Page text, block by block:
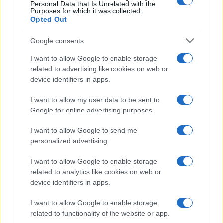
Personal Data that Is Unrelated with the
Purposes for which it was collected.
Opted Out
Google consents
I want to allow Google to enable storage
related to advertising like cookies on web or
device identifiers in apps.
I want to allow my user data to be sent to
Google for online advertising purposes.
I want to allow Google to send me
personalized advertising.
I want to allow Google to enable storage
related to analytics like cookies on web or
device identifiers in apps.
I want to allow Google to enable storage
related to functionality of the website or app.
Do novembra zaradi sanacije
delna zapora občinske ceste v
Dravogradu
Planinska zveza Slovenije:
in prepoved parkiranja pri
kmetiji Bukovnik
Aqualatio prilagojeno
vremenskim razmeram
vode v MO Slovenj Gradec in
Občini Mislinja
Obvestila
Izklop elektrike: 426. Nadzorništvo Vuzenica - Območje Sv.
Anton na Pohorju
Izklop elektrike: 425. Nadzorništvo Vuzenica - Območje